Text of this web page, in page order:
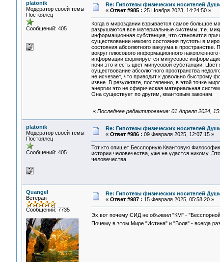
platonik
Модератор своей темы
Постоялец
Сообщений: 405
Re: Гипотезы физических носителей
« Ответ #985 : 25 Ноября 2023, 14:24:50 »
Когда в мироздании взрывается самое большое
разрушаются все материальные системы, т.е.
информационная субстанция, что становится
существовании некоего состояния пустоты в
состояния абсолютного вакуума в пространстве.
вокруг плюсового информационного
информации формируется минусовое
ночи это и есть цвет минусовой субстанции.
существование абсолютного пространства
не исчезает, что приводит к довольно быстрому
извне. В результате, постепенно, в этой точке
энергии это не сферическая материальная
Она существует по другим, квантовым законам.
« Последнее редактирование: 01 Апреля 2024,
platonik
Модератор своей темы
Постоялец
Сообщений: 405
Re: Гипотезы физических носителей
« Ответ #986 : 09 Февраля 2025, 12:07:15 »
Тот кто опишет Бесспорную Квантовую
истории человечества, уже не удастся никому.
человечества.
Quangel
Ветеран
Сообщений: 7735
Re: Гипотезы физических носителей
« Ответ #987 : 15 Февраля 2025, 05:58:20 »
Эх,вот почему СИД не объявил "КМ" -
Почему в этом Мире "Истина" и "Воля" - всегда